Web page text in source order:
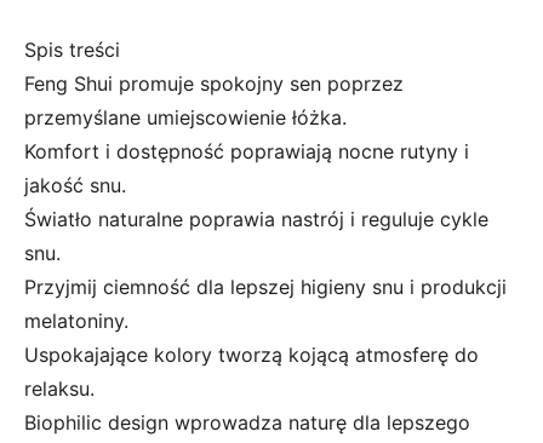
Spis treści
Feng Shui promuje spokojny sen poprzez
przemyślane umiejscowienie łóżka.
Komfort i dostępność poprawiają nocne rutyny i
jakość snu.
Światło naturalne poprawia nastrój i reguluje cykle
snu.
Przyjmij ciemność dla lepszej higieny snu i produkcji
melatoniny.
Uspokajające kolory tworzą kojącą atmosferę do
relaksu.
Biophilic design wprowadza naturę dla lepszego